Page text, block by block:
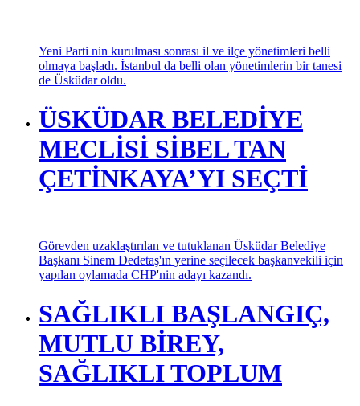
Yeni Parti nin kurulması sonrası il ve ilçe yönetimleri belli
olmaya başladı. İstanbul da belli olan yönetimlerin bir tanesi
de Üsküdar oldu.
ÜSKÜDAR BELEDİYE
MECLİSİ SİBEL TAN
ÇETİNKAYA’YI SEÇTİ
Görevden uzaklaştırılan ve tutuklanan Üsküdar Belediye
Başkanı Sinem Dedetaş'ın yerine seçilecek başkanvekili için
yapılan oylamada CHP'nin adayı kazandı.
SAĞLIKLI BAŞLANGIÇ,
MUTLU BİREY,
SAĞLIKLI TOPLUM